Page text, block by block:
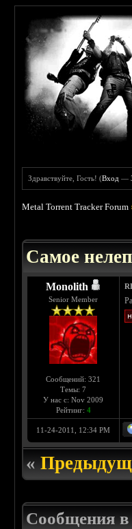
Здравствуйте, Гость! (Вход —
Metal Torrent Tracker Forum
Самое
Monolith
Senior Member
Сообщений: 321
Темы: 7
У нас с: Nov 2009
Рейтинг: 4
11-24-2011, 12:34 PM
«
Сообщения в